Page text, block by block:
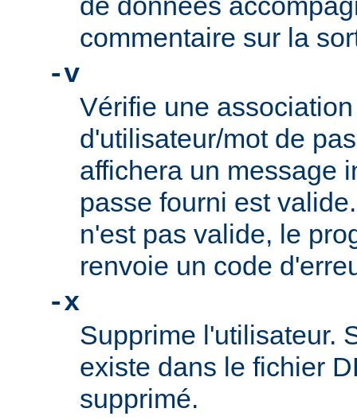
commentaire sur la
-v
Vérifie une
d'utilisateur/mot de
affichera un message
passe fourni est
n'est pas valide, le
renvoie un code
-x
Supprime l'utilisateur.
existe dans le fichier
supprimé.